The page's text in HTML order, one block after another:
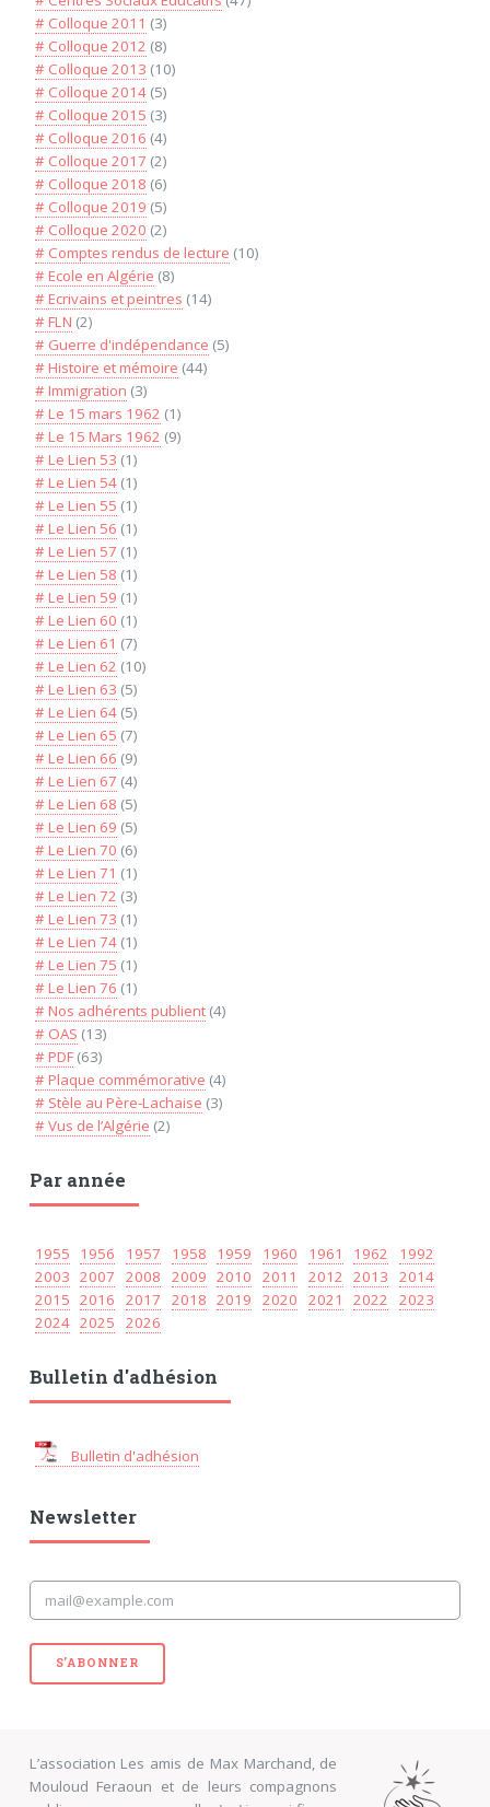
# Colloque 2011 (3)
# Colloque 2012 (8)
# Colloque 2013 (10)
# Colloque 2014(5)
# Colloque 2015 (3)
# Colloque 2016 (4)
# Colloque 2017 (2)
# Colloque 2018 (6)
# Colloque 2019 (5)
# Colloque 2020 (2)
# Comptes rendus de lecture (10)
# Ecole en Algérie (8)
# Ecrivains et peintres (14)
# FLN (2)
# Guerre d'indépendance (5)
# Histoire et mémoire (44)
# Immigration (3)
# Le 15 mars 1962 (1)
# Le 15 Mars 1962 (9)
# Le Lien 53 (1)
# Le Lien 54(1)
# Le Lien 55 (1)
# Le Lien 56 (1)
# Le Lien 57 (1)
# Le Lien 58 (1)
# Le Lien 59 (1)
# Le Lien 60 (1)
# Le Lien 61 (7)
# Le Lien 62 (10)
# Le Lien 63 (5)
# Le Lien 64(5)
# Le Lien 65 (7)
# Le Lien 66 (9)
# Le Lien 67 (4)
# Le Lien 68 (5)
# Le Lien 69 (5)
# Le Lien 70 (6)
# Le Lien 71 (1)
# Le Lien 72 (3)
# Le Lien 73 (1)
# Le Lien 74(1)
# Le Lien 75 (1)
# Le Lien 76 (1)
# Nos adhérents publient(4)
# OAS (13)
# PDF(63)
# Plaque commémorative (4)
# Stèle au Père-Lachaise (3)
# Vus de l’Algérie (2)
Par année
1955 1956 1957 1958 1959 1960 1961 1962
1992
2003 2007 2008 2009 2010 2011 2012 2013
2014
2015 2016 2017 2018 2019 2020 2021 2022
2023
2024 2025 2026
Bulletin d'adhésion
Bulletin d'adhésion
Newsletter
S'ABONNER
L’association Les amis de Max Marchand, de
Mouloud Feraoun et de leurs compagnons